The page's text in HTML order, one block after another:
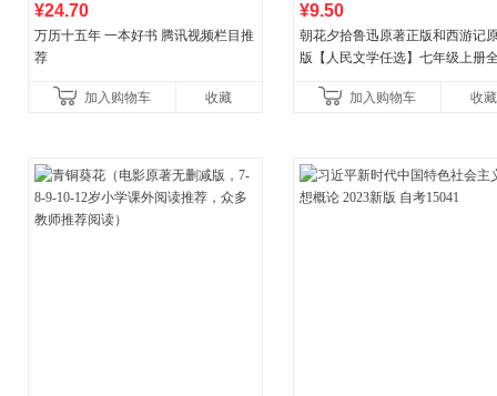
¥24.70
万历十五年 一本好书 腾讯视频栏目推
荐
加入购物车 收藏
¥9.50
朝花夕拾鲁迅原著正版和西游记
版【人民文学任选】七年级上册
中名著语文书目初一课外阅
加入购物车 收藏